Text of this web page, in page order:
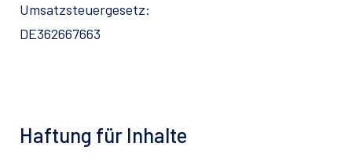
Umsatzsteuergesetz:
DE362667663
Haftung für Inhalte